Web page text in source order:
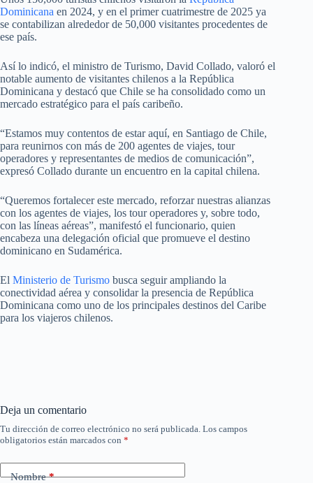
Dominicana en 2024, y en el primer cuatrimestre de 2025 ya
se contabilizan alrededor de 50,000 visitantes procedentes de
ese país.
Así lo indicó, el ministro de Turismo, David Collado, valoró el
notable aumento de visitantes chilenos a la República
Dominicana y destacó que Chile se ha consolidado como un
mercado estratégico para el país caribeño.
“Estamos muy contentos de estar aquí, en Santiago de Chile,
para reunirnos con más de 200 agentes de viajes, tour
operadores y representantes de medios de comunicación”,
expresó Collado durante un encuentro en la capital chilena.
“Queremos fortalecer este mercado, reforzar nuestras alianzas
con los agentes de viajes, los tour operadores y, sobre todo,
con las líneas aéreas”, manifestó el funcionario, quien
encabeza una delegación oficial que promueve el destino
dominicano en Sudamérica.
El Ministerio de Turismo busca seguir ampliando la
conectividad aérea y consolidar la presencia de República
Dominicana como uno de los principales destinos del Caribe
para los viajeros chilenos.
Deja un comentario
Tu dirección de correo electrónico no será publicada. Los campos
obligatorios están marcados con *
Nombre*